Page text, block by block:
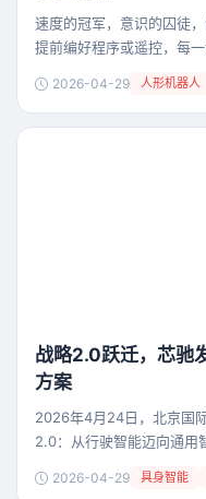
速度的冠军，意识的囚徒
提前编好程序或遥控，每
潜发布会上的一句话，直
2026-04-29 人形机器人
战略2.0跃迁，芯驰
方案
2026年4月24日，北京国
2.0：从行驶智能迈向通用
解决方案。 战略2.0：技术同源、供应同脉、**能力复用的跨界跃
2026-04-29 具身智能